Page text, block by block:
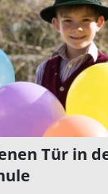
Tür in